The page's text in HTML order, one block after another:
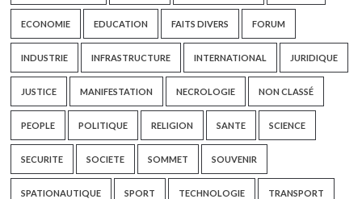
ECONOMIE EDUCATION FAITS DIVERS FORUM
INDUSTRIE INFRASTRUCTURE INTERNATIONAL JURIDIQUE
JUSTICE MANIFESTATION NECROLOGIE NON CLASSÉ
PEOPLE POLITIQUE RELIGION SANTE SCIENCE
SECURITE SOCIETE SOMMET SOUVENIR
SPATIONAUTIQUE SPORT TECHNOLOGIE TRANSPORT